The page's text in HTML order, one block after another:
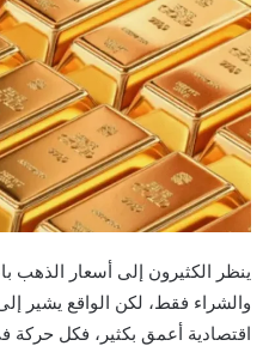
ينظر الكثيرون إلى أسعار الذهب
والشراء فقط، لكن الواقع يشير
اقتصادية أعمق بكثير، فكل